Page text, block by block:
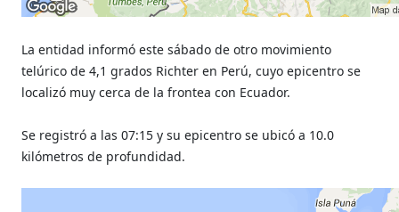
La entidad informó este sábado de otro movimiento
telúrico de 4,1 grados Richter en Perú, cuyo epicentro se
localizó muy cerca de la frontea con Ecuador.
Se registró a las07:15 y su epicentro se ubicó a 10.0
kilómetros de profundidad.